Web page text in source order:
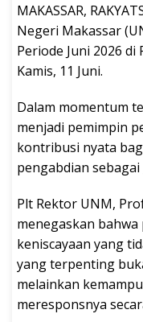
MAKASSAR,
Negeri Makassar
Periode Juni 2026
Kamis, 11 Juni.
Dalam momentum
menjadi pemimpin
kontribusi nyata
pengabdian
Plt Rektor UNM,
menegaskan
keniscayaan yang
yang terpenting
melainkan
meresponsnya